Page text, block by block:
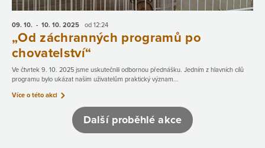
09. 10. - 10. 10. 2025 od 12:24
„Od záchranných programů po
chovatelství“
Ve čtvrtek 9. 10. 2025 jsme uskutečnili odbornou přednášku. Jedním z hlavních cílů
programu bylo ukázat našim uživatelům praktický význam...
Více o této akci
Další proběhlé akce